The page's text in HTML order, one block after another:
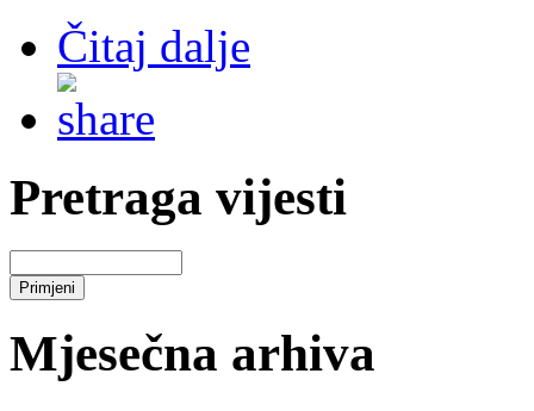
Čitaj dalje
Pretraga vijesti
Mjesečna arhiva